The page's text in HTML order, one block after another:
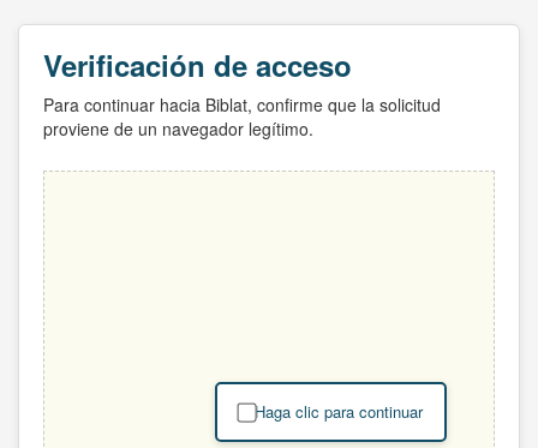
Verificación de acceso
Para continuar hacia Biblat, confirme que la solicitud
proviene de un navegador legítimo.
Haga clic para continuar